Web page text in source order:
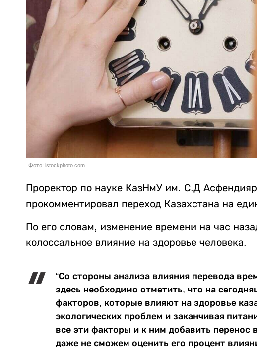
Фото: istockphoto.com
Проректор по науке КазНмУ им. С.Д
прокомментировал переход Казахстана на
По его словам, изменение времени на час
колоссальное влияние на здоровье человека.
“Со стороны анализа влияния перевода
здесь необходимо отметить, что на
факторов, которые влияют на здоровье
экологических проблем и заканчивая
все эти факторы и к ним добавить перенос
даже не сможем оценить его процент